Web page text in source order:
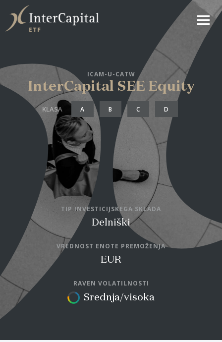
ICAM-U-CATW
InterCapital SEE Equity
KLASA A B C D
TIP INVESTICIJSKEGA SKLADA
Delniški
VREDNOST ENOTE PREMOŽENJA
EUR
RAVEN VOLATILNOSTI
Srednja/visoka